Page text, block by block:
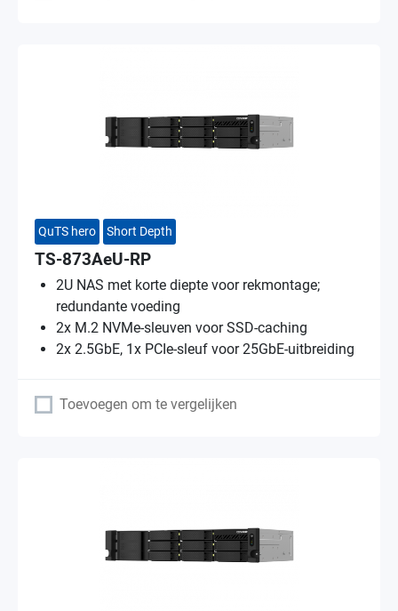
QuTS hero Short Depth
TS-873AeU-RP
2U NAS met korte diepte voor rekmontage;
redundante voeding
2x M.2 NVMe-sleuven voor SSD-caching
2x 2.5GbE, 1x PCIe-sleuf voor 25GbE-uitbreiding
Toevoegen om te vergelijken